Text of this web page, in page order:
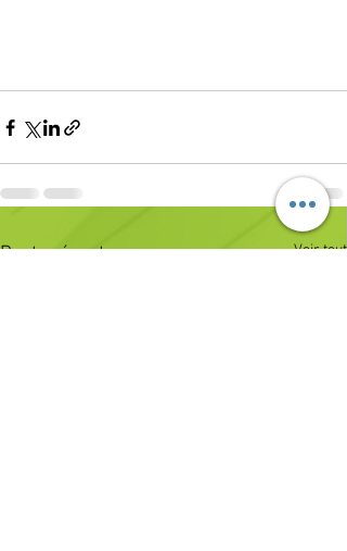
Posts récents Voir tout